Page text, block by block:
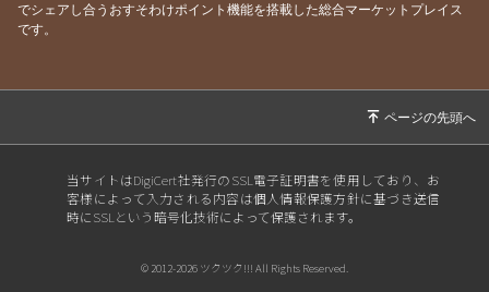
2026/06/30 自分のことが一番わからない
2026/06/21「欲しい」を手放せば、願いは叶う
さ改良版)
2026/06/15ヒーラー夫婦のWSと真逆？！いつもと何が違
でシェアし合うおすそわけポイント機能を搭載した総合マーケットプレイス
です。
当サイトはDigiCert社発行のSSL電子証明書を使用しており、お
客様によって入力される内容は個人情報保護方針に基づき送信
時にSSLという暗号化技術によって保護されます。
© 2012-2026 ツクツク!!! All Rights Reserved.